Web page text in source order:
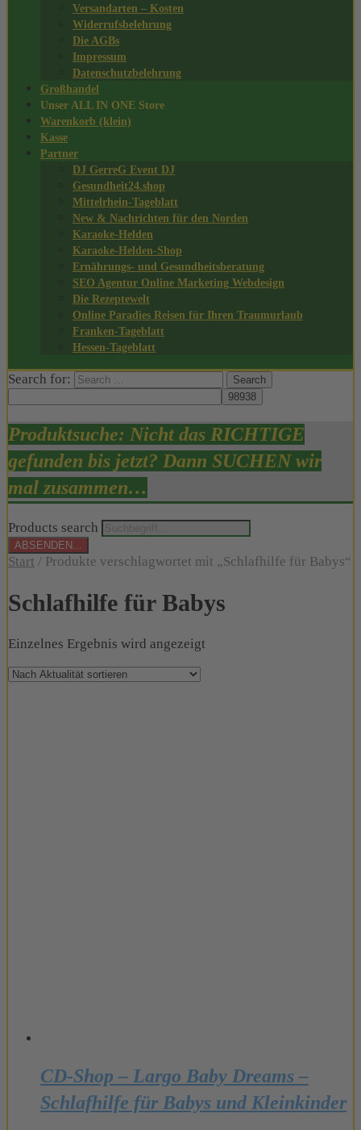
Versandarten – Kosten
Widerrufsbelehrung
Die AGBs
Impressum
Datenschutzbelehrung
Großhandel
Unser ALL IN ONE Store
Warenkorb (klein)
Kasse
Partner
DJ GerreG Event DJ
Gesundheit24.shop
Mittelrhein-Tageblatt
New & Nachrichten für den Norden
Karaoke-Helden
Karaoke-Helden-Shop
Ernährungs- und Gesundheitsberatung
SEO Agentur Online Marketing Webdesign
Die Rezeptewelt
Online Paradies Reisen für Ihren Traumurlaub
Franken-Tageblatt
Hessen-Tageblatt
Search for:
Produktsuche: Nicht das RICHTIGE
gefunden bis jetzt? Dann SUCHEN wir
mal zusammen…
Products search
ABSENDEN...
Start / Produkte verschlagwortet mit „Schlafhilfe für Babys“
Schlafhilfe für Babys
Einzelnes Ergebnis wird angezeigt
CD-Shop – Largo Baby Dreams –
Schlafhilfe für Babys und Kleinkinder